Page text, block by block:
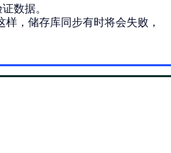
数据。
，储存库同步有时将会失败，